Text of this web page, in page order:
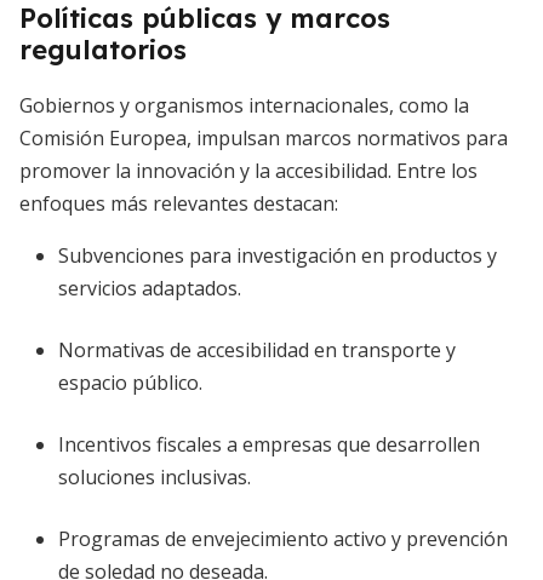
Políticas públicas y marcos
regulatorios
Gobiernos y organismos internacionales, como la
Comisión Europea, impulsan marcos normativos para
promover la innovación y la accesibilidad. Entre los
enfoques más relevantes destacan:
Subvenciones para investigación en productos y
servicios adaptados.
Normativas de accesibilidad en transporte y
espacio público.
Incentivos fiscales a empresas que desarrollen
soluciones inclusivas.
Programas de envejecimiento activo y prevención
de soledad no deseada.